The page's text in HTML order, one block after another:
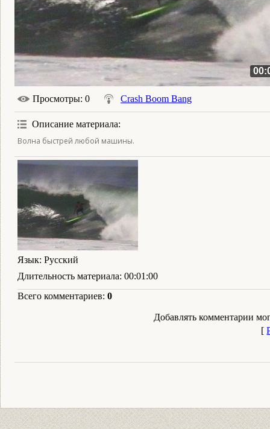
Просмотры: 0 Crash Boom Bang
Описание материала:
Волна быстрей любой машины.
Язык: Русский
Длительность материала: 00:01:00
Всего комментариев: 0
Добавлять комментарии
[